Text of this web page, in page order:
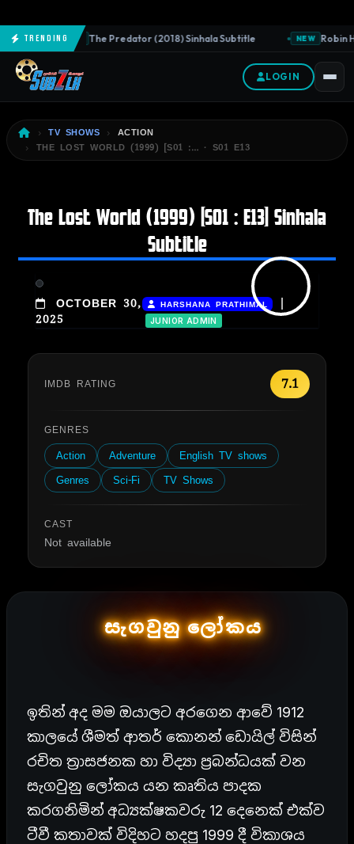
TrendingNEW The Predator (2018) Sinhala Subtitle NEW Robin
LOGIN
TV SHOWS
ACTION
THE LOST WORLD (1999) [S01 :… · S01 E13
The Lost World (1999) [S01 : E13] Sinhala
Subtitle
OCTOBER 30,
2025
HARSHANA PRATHIMAL
JUNIOR ADMIN
IMDB RATING 7.1
GENRES
Action Adventure
English TV shows
Genres
Sci-Fi TV Shows
CAST
Not available
සැගවුනු ලෝකය
ඉතින් අද මම ඔයාලට අරගෙන ආවේ 1912
කාලයේ ශීමත් ආතර් කොනන් ඩොයිල් විසින්
රචිත ත්‍රාසජනක හා විද්‍යා ප්‍රබන්ධයක් වන
සැගවුනු ලෝකය යන කෘතිය පාදක
කරගනිමින් අධ්‍යක්ෂකවරු 12 දෙනෙක් එක්ව
ටීවී කතාවක් විදිහට හදපු 1999 දී විකාශය